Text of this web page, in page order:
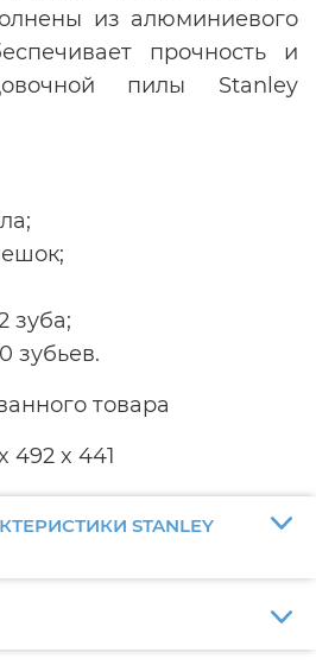
из алюминиевого
прочность и
пилы Stanley
зуба;
зубьев.
товара
492 x 441
STANLEY